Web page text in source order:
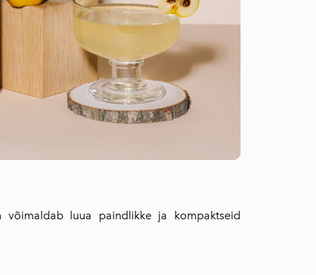
võimaldab luua paindlikke ja kompaktseid